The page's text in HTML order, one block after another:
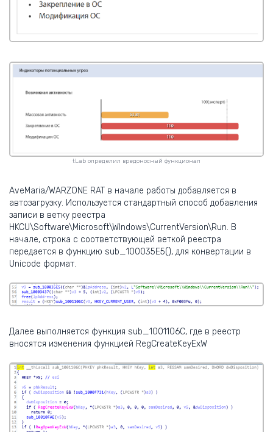
tLab определил вредоносный функционал
AveMaria/WARZONE RAT в начале работы добавляется в
автозагрузку. Используется стандартный способ добавления
записи в ветку реестра
HKCU\Software\Microsoft\WIndows\CurrentVersion\Run. В
начале, строка с соответствующей веткой реестра
передается в функцию sub_100035E5(), для конвертации в
Unicode формат.
Далее выполняется функция sub_1001106C, где в реестр
вносятся изменения функцией RegCreateKeyExW